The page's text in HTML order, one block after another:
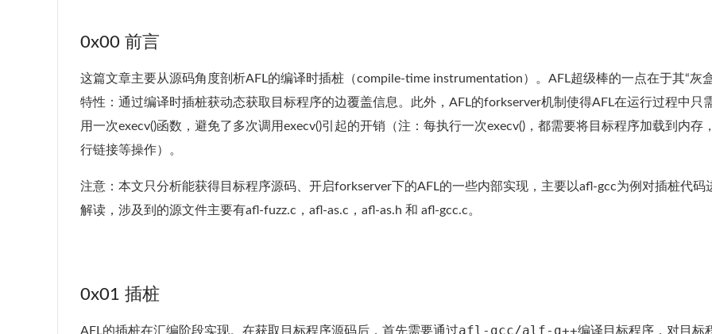
0x00 前言
这篇文章主要从源码角度剖析AFL的编译时插桩（compile-time instrumentation）。AFL超级棒的一点在于其“灰
特性：通过编译时插桩获动态获取目标程序的边覆盖信息。此外，AFL的forkserver机制使得AFL在运行过程中只
用一次execv()函数，避免了多次调用execv()引起的开销（注：每执行一次execv()，都需要将目标程序加载到内存
行链接等操作）。
注意：本文只分析能获得目标程序源码、开启forkserver下的AFL的一些内部实现，主要以afl-gcc为例对插桩代码
解读，涉及到的源文件主要有afl-fuzz.c，afl-as.c，afl-as.h 和 afl-gcc.c。
0x01 插桩
AFL的插桩在汇编阶段实现。在获取目标程序源码后，首先需要通过afl-gcc/alf-g++编译目标程序，对目标